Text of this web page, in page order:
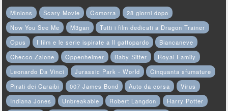
Minions Scary Movie Gomorra
28 giorni dopo
Now You See Me
M3gan
Tutti i film dedicati a Dragon Trainer
Opus
I film e le serie ispirate a Il gattopardo
Biancaneve
Checco Zalone
Oppenheimer Baby Sitter
Royal Family
Leonardo Da Vinci
Jurassic Park - World
Cinquanta sfumature
Pirati dei Caraibi
007 James Bond Auto da corsa
Virus
Indiana Jones
Unbreakable Robert Langdon
Harry Potter